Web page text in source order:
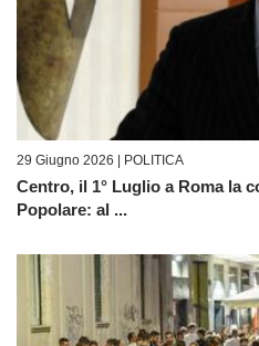
29 Giugno 2026 | POLITICA
Centro, il 1° Luglio a Roma la
Popolare: al ...